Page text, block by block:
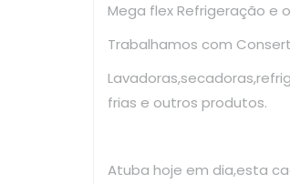
Mega flex Refrigeração e
Trabalhamos com
frias e outros produtos.
Atuba hoje em dia,esta